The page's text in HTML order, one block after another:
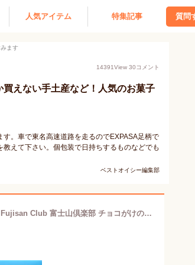
人気アイテム 特集記事 質問
ます
14391View 30コメント
買えない手土産など！人気のお菓子
。車で東名高速道路を走るのでEXPASA足柄で
えて下さい。個包装で日持ちするものなどでも
ベストオイシー編集部
静岡県限定 高速道路限定 静岡県土産 世界文化遺産 富士山 Fujisan Club 富士山倶楽部 チョコがけの富士山 焼菓子 12個